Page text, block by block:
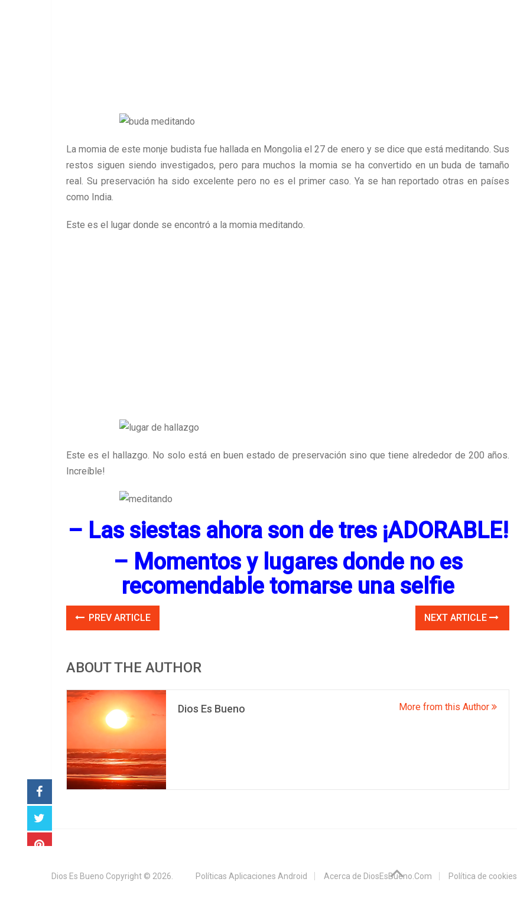
La momia de este monje budista fue hallada en Mongolia el 27 de enero y se dice que está meditando. Sus
restos siguen siendo investigados, pero para muchos la momia se ha convertido en un buda de tamaño
real. Su preservación ha sido excelente pero no es el primer caso. Ya se han reportado otras en países
como India.
Este es el lugar donde se encontró a la momia meditando.
Este es el hallazgo. No solo está en buen estado de preservación sino que tiene alrededor de 200 años.
Increíble!
– Las siestas ahora son de tres ¡ADORABLE!
– Momentos y lugares donde no es
recomendable tomarse una selfie
PREV ARTICLE NEXT ARTICLE
ABOUT THE AUTHOR
Dios Es Bueno More from this Author
Dios Es Bueno Copyright © 2026. Políticas Aplicaciones Android Acerca de DiosEsBueno.Com Política de cookies